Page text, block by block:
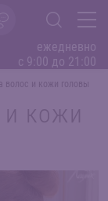
ежедневно
с 9:00 до 21:00
волос и кожи головы
и кожи